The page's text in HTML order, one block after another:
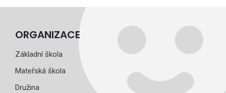
ORGANIZACE
Základní škola
Mateřská škola
Družina